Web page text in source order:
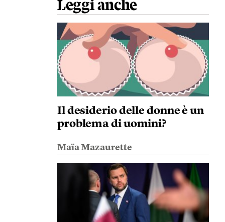
Leggi anche
Il desiderio delle donne è un
problema di uomini?
Maïa Mazaurette